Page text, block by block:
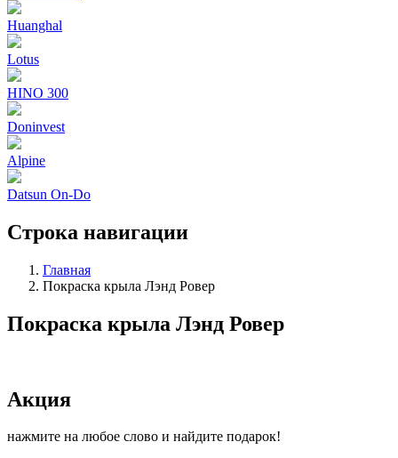
Huanghal
Lotus
HINO 300
Doninvest
Alpine
Datsun On-Do
Строка навигации
Главная
Покраска крыла Лэнд Ровер
Покраска крыла Лэнд Ровер
Акция
нажмите на любое слово и найдите подарок!